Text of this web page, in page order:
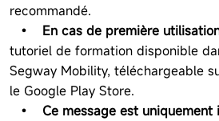
recommandé.
• En cas de première
tutoriel de formation disponible
Segway Mobility, téléchargeable
le Google Play Store.
• Ce message est